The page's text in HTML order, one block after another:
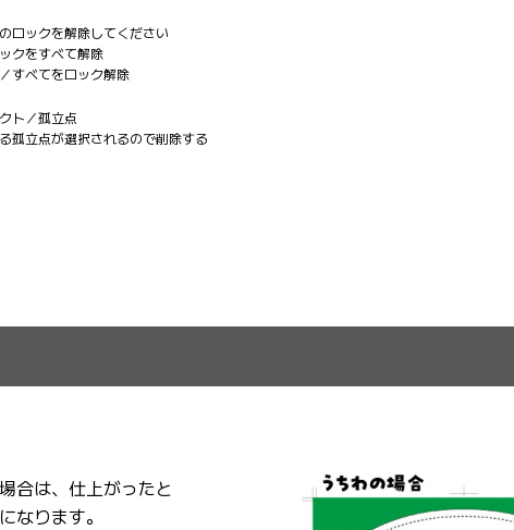
ロックを解除してください
クをすべて解除
すべてをロック解除
ト／孤立点
孤立点が選択されるので削除する
合は、仕上がったと
なります。